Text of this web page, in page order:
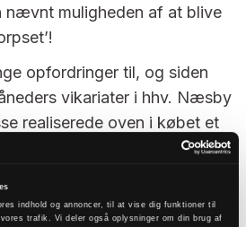
indhold og annoncer, til at vise dig funktioner til
trafik. Vi deler også oplysninger om din brug af
nævnt muligheden af at blive
opfordringer til, og siden
vikariater i hhv. Næsby
realiserede oven i købet et
dels at have en kollega,
Avernakø pastorat får jeg
af otte måneders varighed,